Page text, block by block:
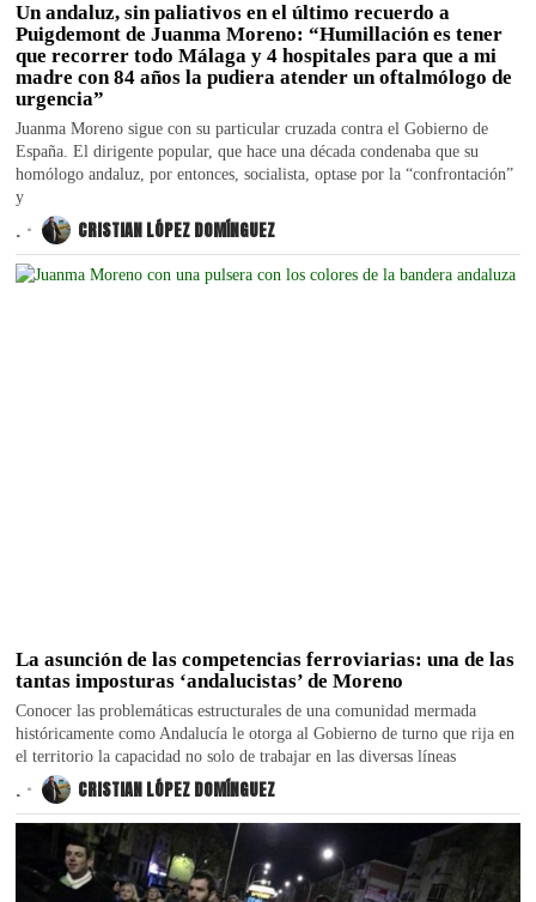
Un andaluz, sin paliativos en el último recuerdo a
Puigdemont de Juanma Moreno: “Humillación es tener
que recorrer todo Málaga y 4 hospitales para que a mi
madre con 84 años la pudiera atender un oftalmólogo de
urgencia”
Juanma Moreno sigue con su particular cruzada contra el Gobierno de
España. El dirigente popular, que hace una década condenaba que su
homólogo andaluz, por entonces, socialista, optase por la “confrontación”
y
. CRISTIAN LÓPEZ DOMÍNGUEZ
La asunción de las competencias ferroviarias: una de las
tantas imposturas ‘andalucistas’ de Moreno
Conocer las problemáticas estructurales de una comunidad mermada
históricamente como Andalucía le otorga al Gobierno de turno que rija en
el territorio la capacidad no solo de trabajar en las diversas líneas
. CRISTIAN LÓPEZ DOMÍNGUEZ